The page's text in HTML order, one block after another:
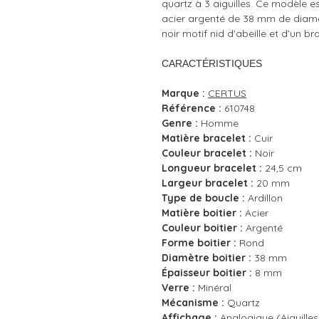
quartz à 3 aiguilles. Ce modèle
acier argenté de 38 mm de
noir motif nid d'abeille et d’un
CARACTÉRISTIQUES
Marque : CERTUS
Référence : 610748
Genre : Homme
Matière bracelet : Cuir
Couleur bracelet : Noir
Longueur bracelet : 24,5 cm
Largeur bracelet : 20 mm
Type de boucle : Ardillon
Matière boitier : Acier
Couleur boitier : Argenté
Forme boitier : Rond
Diamètre boitier : 38 mm
Épaisseur boitier : 8 mm
Verre : Minéral
Mécanisme : Quartz